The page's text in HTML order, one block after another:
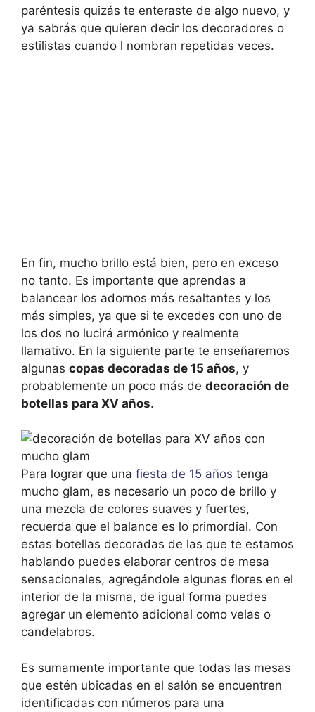
paréntesis quizás te enteraste de algo nuevo, y
ya sabrás que quieren decir los decoradores o
estilistas cuando l nombran repetidas veces.
En fin, mucho brillo está bien, pero en exceso
no tanto. Es importante que aprendas a
balancear los adornos más resaltantes y los
más simples, ya que si te excedes con uno de
los dos no lucirá armónico y realmente
llamativo. En la siguiente parte te enseñaremos
algunas copas decoradas de 15 años, y
probablemente un poco más de decoración de
botellas para XV años.
Para lograr que una fiesta de 15 años tenga
mucho glam, es necesario un poco de brillo y
una mezcla de colores suaves y fuertes,
recuerda que el balance es lo primordial. Con
estas botellas decoradas de las que te estamos
hablando puedes elaborar centros de mesa
sensacionales, agregándole algunas flores en el
interior de la misma, de igual forma puedes
agregar un elemento adicional como velas o
candelabros.
Es sumamente importante que todas las mesas
que estén ubicadas en el salón se encuentren
identificadas con números para una